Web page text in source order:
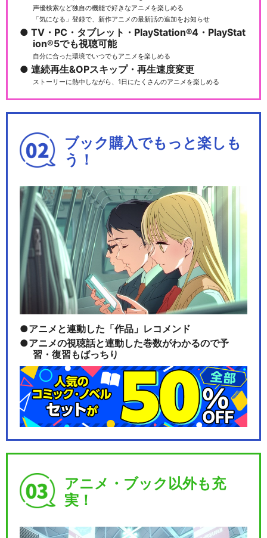
アルゴナビス from BanG Dre
ブリガート
劇場版アルゴナビス AXIA
BanG Dream! Argonavis 1…
BanG Dream! Argonavis 1…
BanG Dream! Argonavis 2…
声優検索など独自の機能で好きなアニメを楽しめる
「気になる」登録で、新作アニメの最新話の追加をお知らせ
TV・PC・タブレット・PlayStation®4・PlayStat
ion®5でも視聴可能
自分に合った環境でいつでもアニメを楽しめる
連続再生&OPスキップ・再生速度変更
ストーリーに熱中しながら、1日にたくさんのアニメを楽しめる
ブック購入でもっと楽しも
う！
アニメと連動した「作品」レコメンド
アニメの視聴話と連動した巻数がわかるので予
習・復習もばっちり
アニメ・ブック以外も充
実！